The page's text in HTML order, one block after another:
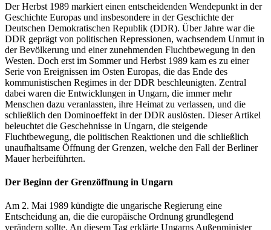
Der Herbst 1989 markiert einen entscheidenden Wendepunkt in der
Geschichte Europas und insbesondere in der Geschichte der
Deutschen Demokratischen Republik (DDR). Über Jahre war die
DDR geprägt von politischen Repressionen, wachsendem Unmut in
der Bevölkerung und einer zunehmenden Fluchtbewegung in den
Westen. Doch erst im Sommer und Herbst 1989 kam es zu einer
Serie von Ereignissen im Osten Europas, die das Ende des
kommunistischen Regimes in der DDR beschleunigten. Zentral
dabei waren die Entwicklungen in Ungarn, die immer mehr
Menschen dazu veranlassten, ihre Heimat zu verlassen, und die
schließlich den Dominoeffekt in der DDR auslösten. Dieser Artikel
beleuchtet die Geschehnisse in Ungarn, die steigende
Fluchtbewegung, die politischen Reaktionen und die schließlich
unaufhaltsame Öffnung der Grenzen, welche den Fall der Berliner
Mauer herbeiführten.
Der Beginn der Grenzöffnung in Ungarn
Am 2. Mai 1989 kündigte die ungarische Regierung eine
Entscheidung an, die die europäische Ordnung grundlegend
verändern sollte. An diesem Tag erklärte Ungarns Außenminister